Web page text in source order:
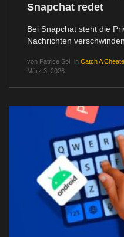
Snapchat redet
Bei Snapchat steht die
Nachrichten
von Patrice Sol in Catch A
März 3, 2026